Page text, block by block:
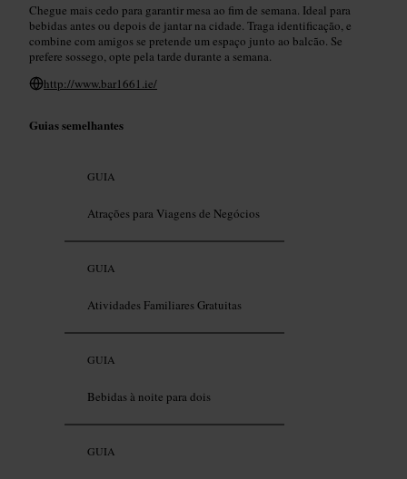
Chegue mais cedo para garantir mesa ao fim de semana. Ideal para
bebidas antes ou depois de jantar na cidade. Traga identificação, e
combine com amigos se pretende um espaço junto ao balcão. Se
prefere sossego, opte pela tarde durante a semana.
http://www.bar1661.ie/
Guias semelhantes
GUIA
Atrações para Viagens de Negócios
GUIA
Atividades Familiares Gratuitas
GUIA
Bebidas à noite para dois
GUIA